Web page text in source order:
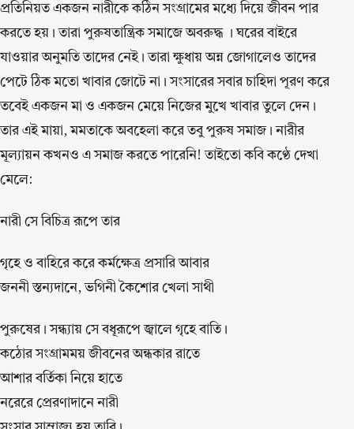
প্রতিনিয়ত একজন নারীকে কঠিন সংগ্রামের মধ্যে দিয়ে জীবন পার
করতে হয়। তারা পুরুষতান্ত্রিক সমাজে অবরুদ্ধ । ঘরের বাইরে
যাওয়ার অনুমতি তাদের নেই। তারা ক্ষুধায় অন্ন জোগালেও তাদের
পেটে ঠিক মতো খাবার জোটে না। সংসারের সবার চাহিদা পূরণ করে
তবেই একজন মা ও একজন মেয়ে নিজের মুখে খাবার তুলে দেন।
তার এই মায়া, মমতাকে অবহেলা করে তবু পুরুষ সমাজ। নারীর
মূল্যায়ন কখনও এ সমাজ করতে পারেনি! তাইতো কবি কণ্ঠে দেখা
মেলে:
নারী সে বিচিত্র রূপে তার
গৃহে ও বাহিরে করে কর্মক্ষেত্র প্রসারি আবার
জননী স্তন্যদানে, ভগিনী কৈশোর খেলা সাথী
পুরুষের। সন্ধ্যায় সে বধূরূপে জ্বালে গৃহে বাতি।
কঠোর সংগ্রামময় জীবনের অন্ধকার রাতে
আশার বর্তিকা নিয়ে হাতে
নরেরে প্রেরণাদানে নারী